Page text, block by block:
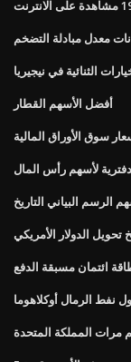
معدل مبادلة التضخم
الثنائية في نيجيريا
أفضل الأسهم القطار
سوق الأوراق المالية
لأسهم رأس المال
الرسم البياني التاريخ
تحويل الدولار الأمريكي
ائتمان مسبقة الدفع
نفط الرمال أوكلاهوما
مرات المملكة المتحدة